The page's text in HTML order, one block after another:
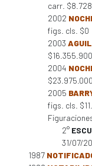
carr.
2002
figs. cls. $0
2003
$16.355.900
2004
$23.975.000
2005
figs. cls.
2°
31/07/
1987